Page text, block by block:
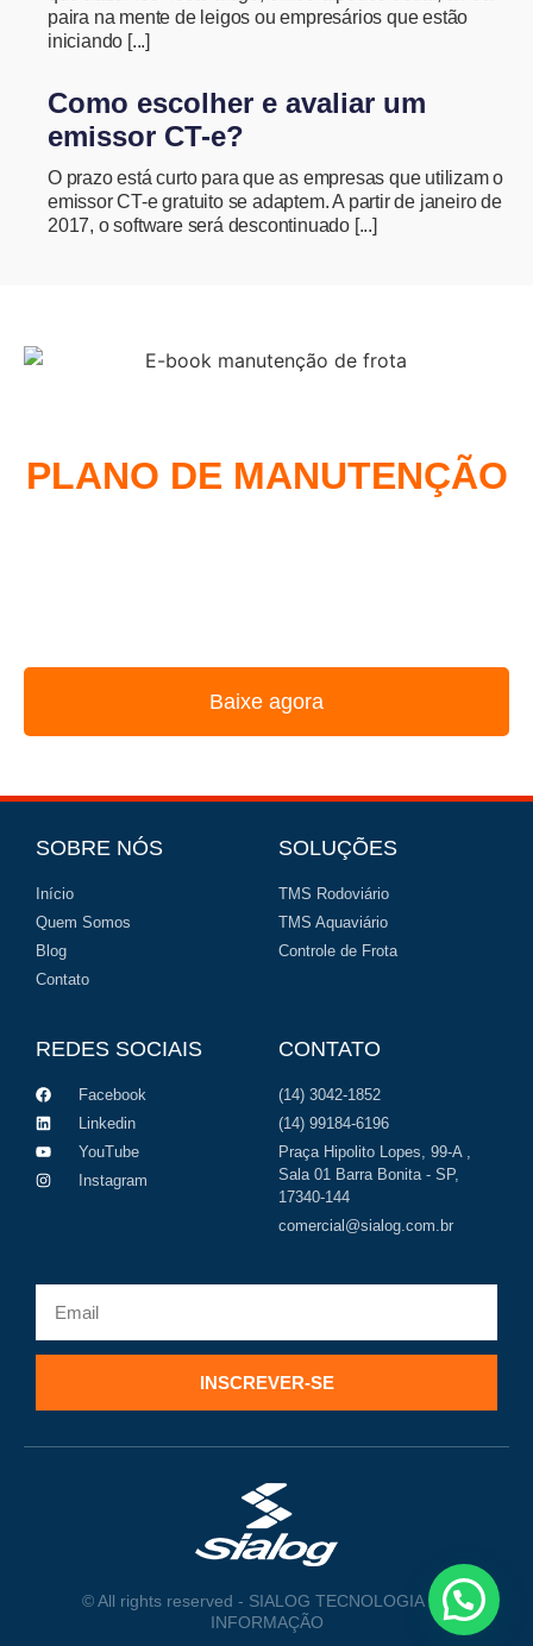
paira na mente de leigos ou empresários que estão
iniciando [...]
Como escolher e avaliar um
emissor CT-e?
O prazo está curto para que as empresas que utilizam o
emissor CT-e gratuito se adaptem. A partir de janeiro de
2017, o software será descontinuado [...]
PLANO DE MANUTENÇÃO
Baixe agora
SOBRE NÓS
Início
Quem Somos
Blog
Contato
SOLUÇÕES
TMS Rodoviário
TMS Aquaviário
Controle de Frota
REDES SOCIAIS
Facebook
Linkedin
YouTube
Instagram
CONTATO
(14) 3042-1852
(14) 99184-6196
Praça Hipolito Lopes, 99-A ,
Sala 01 Barra Bonita - SP,
17340-144
comercial@sialog.com.br
INSCREVER-SE
© All rights reserved - SIALOG TECNOLOGIA DA
INFORMAÇÃO